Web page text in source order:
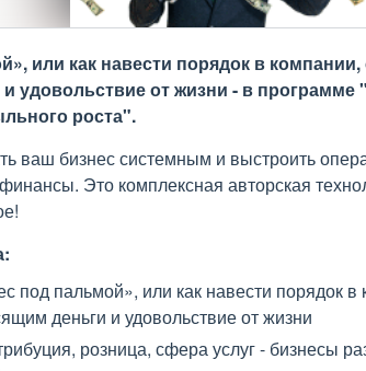
или как навести порядок в
удовольствие от жизни - в программе
роста".
ваш бизнес системным и выстроить
Это комплексная авторская
под пальмой», или как навести порядок в
деньги и удовольствие от жизни
розница, сфера услуг - бизнесы